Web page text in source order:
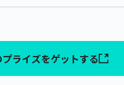
プライズをゲットする